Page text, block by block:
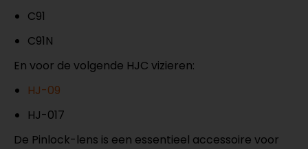
C91
C91N
En voor de volgende HJC vizieren:
HJ-09
HJ-017
De Pinlock-lens is een essentieel accessoire voor